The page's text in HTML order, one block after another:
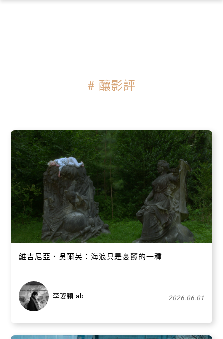
# 釀影評
維吉尼亞・吳爾芙：海浪只是憂鬱的一種
李姿穎 ab 2026.06.01